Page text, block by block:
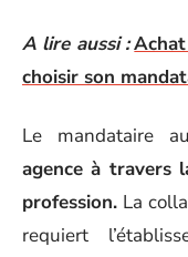
A lire aussi :
choisir son
Le mandataire
agence à travers
profession. La
requiert